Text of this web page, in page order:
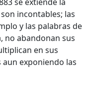
incontables; las
y las palabras de
no abandonan sus
en sus
exponiendo las